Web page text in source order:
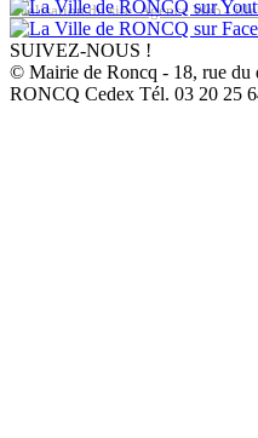
Réalisation du site: Agence Web
SUIVEZ-NOUS !
© Mairie de Roncq - 18, rue du
RONCQ Cedex Tél. 03 20 25